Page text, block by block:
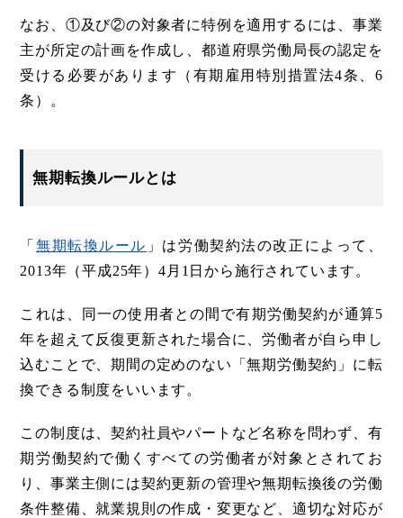
なお、①及び②の対象者に特例を適用するには、事業
主が所定の計画を作成し、都道府県労働局長の認定を
受ける必要があります（有期雇用特別措置法4条、6
条）。
無期転換ルールとは
「 無期転換ルール 」は労働契約法の改正によって、
2013年（平成25年）4月1日から施行されています。
これは、同一の使用者との間で有期労働契約が通算5
年を超えて反復更新された場合に、労働者が自ら申し
込むことで、期間の定めのない「無期労働契約」に転
換できる制度をいいます。
この制度は、契約社員やパートなど名称を問わず、有
期労働契約で働くすべての労働者が対象とされてお
り、事業主側には契約更新の管理や無期転換後の労働
条件整備、就業規則の作成・変更など、適切な対応が